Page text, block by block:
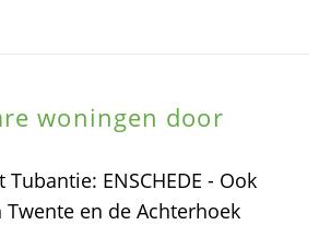
woningen door
ENSCHEDE - Ook
en de Achterhoek